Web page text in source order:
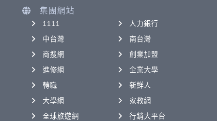
集團網站
1111
人力銀行
中台灣
南台灣
商搜網
創業加盟
進修網
企業大學
轉職
新鮮人
大學網
家教網
全球旅遊網
行銷大平台